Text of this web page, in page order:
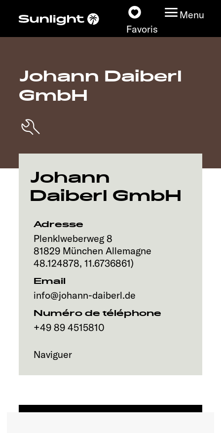
Favoris
Menu
Nos modèles
Recherchez votre
Nos concessionnaires
Découvrir
Service
Johann Daiberl
GmbH
Johann
Daiberl GmbH
Adresse
Plenklweberweg 8
81829 München Allemagne
48.124878, 11.6736861)
Email
info@johann-daiberl.de
Numéro de téléphone
+49 89 4515810
Naviguer